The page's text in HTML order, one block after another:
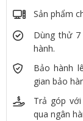
Sản phẩm
Dùng thử
hành.
Bảo hành
gian bảo
Trả góp
qua ngân